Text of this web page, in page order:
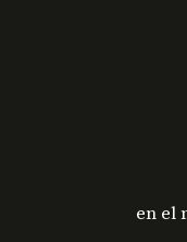
en el